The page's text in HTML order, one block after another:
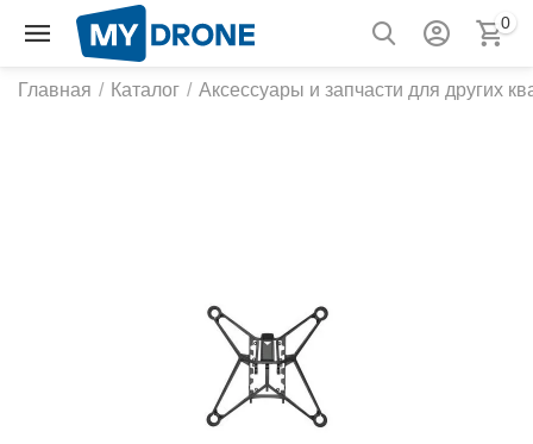
0
Главная / Каталог / Аксессуары и запчасти для других